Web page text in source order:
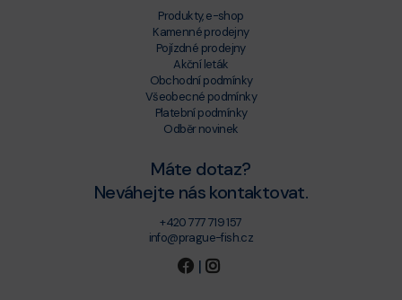
Produkty, e-shop
Kamenné prodejny
Pojízdné prodejny
Akční leták
Obchodní podmínky
Všeobecné podmínky
Platební podmínky
Odběr novinek
Máte dotaz?
Neváhejte nás kontaktovat.
+420 777 719 157
info@prague-fish.cz
|